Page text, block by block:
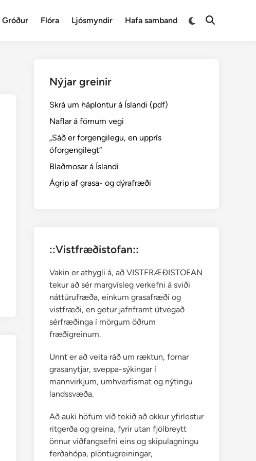
Gróður Flóra Ljósmyndir Hafa samband
Switch
Open
Nýjar greinir
Skrá um háplöntur á Íslandi (pdf)
Naflar á förnum vegi
„Sáð er forgengilegu, en upprís
óforgengilegt“
Blaðmosar á Íslandi
Ágrip af grasa- og dýrafræði
::Vistfræðistofan::
Vakin er athygli á, að VISTFRÆÐISTOFAN
tekur að sér margvísleg verkefni á sviði
náttúrufræða, einkum grasafræði og
vistfræði, en getur jafnframt útvegað
sérfræðinga í mörgum öðrum
fræðigreinum.
Unnt er að veita ráð um ræktun, fornar
grasanytjar, sveppa-sýkingar í
mannvirkjum, umhverfismat og nýtingu
landssvæða.
Að auki höfum við tekið að okkur yfirlestur
ritgerða og greina, fyrir utan fjölbreytt
önnur viðfangsefni eins og skipulagningu
ferðahópa, plöntugreiningar,